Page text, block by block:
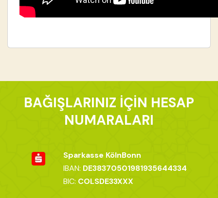
BAĞIŞLARINIZ İÇİN HESAP
NUMARALARI
Sparkasse KölnBonn
IBAN: DE38370501981935644334
BIC: COLSDE33XXX